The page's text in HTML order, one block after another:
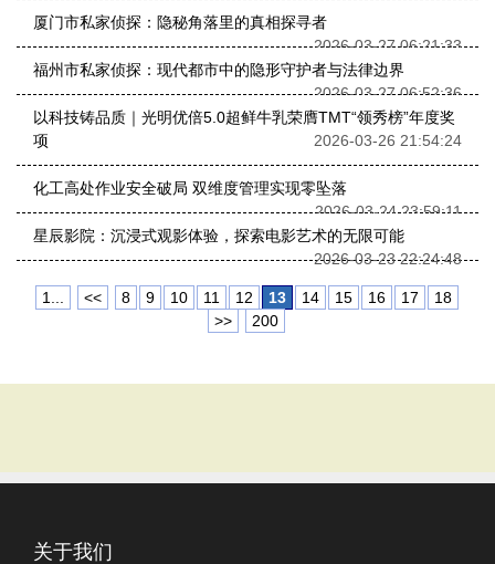
厦门市私家侦探：隐秘角落里的真相探寻者
2026-03-27 06:21:33
福州市私家侦探：现代都市中的隐形守护者与法律边界
2026-03-27 06:52:36
以科技铸品质｜光明优倍5.0超鲜牛乳荣膺TMT“领秀榜”年度奖
项
2026-03-26 21:54:24
化工高处作业安全破局 双维度管理实现零坠落
2026-03-24 23:59:11
星辰影院：沉浸式观影体验，探索电影艺术的无限可能
2026-03-23 22:24:48
1... << 8 9 10 11 12 13 14 15 16 17
18
>>
200
关于我们